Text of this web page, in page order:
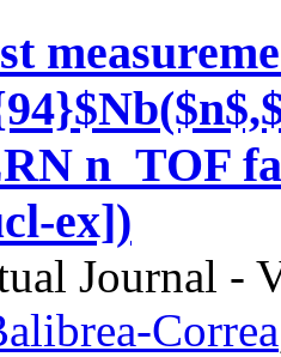
n_TOF
ex])
Journal -
Correa